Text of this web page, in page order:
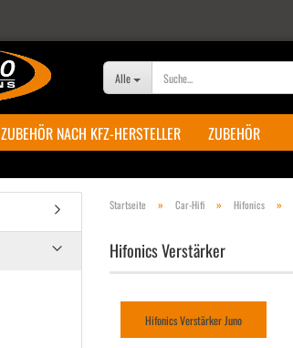
Alle
ZUBEHÖR NACH KFZ-HERSTELLER ZUBEHÖR
Startseite » Car-Hifi » Hifonics »
Hifonics Verstärker
Hifonics Verstärker Juno